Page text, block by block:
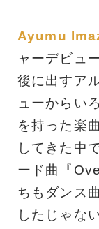
Ayumu
ャーデビュ
後に出すア
ューからい
を持った楽
してきた中
ード曲『
ちもダンス
したじゃな